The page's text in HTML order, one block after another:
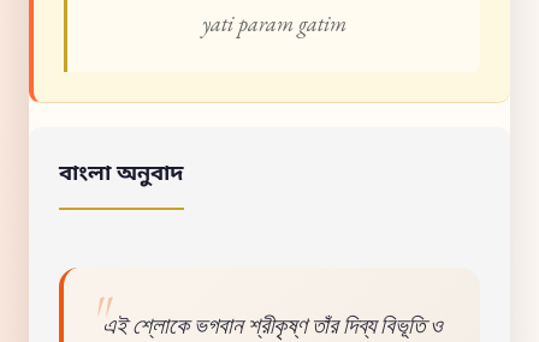
yati param gatim
বাংলা অনুবাদ
এই শ্লোকে ভগবান শ্রীকৃষ্ণ তাঁর দিব্য বিভূতি ও